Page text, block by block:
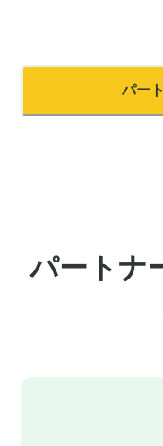
パー
パートナ